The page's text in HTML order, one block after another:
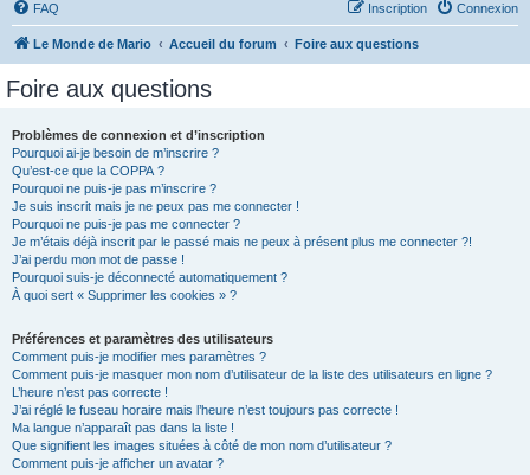
FAQ Connexion
Inscription
Le Monde de Mario Accueil du forum Foire aux questions
Foire aux questions
Problèmes de connexion et d’inscription
Pourquoi ai-je besoin de m’inscrire ?
Qu’est-ce que la COPPA ?
Pourquoi ne puis-je pas m’inscrire ?
Je suis inscrit mais je ne peux pas me connecter !
Pourquoi ne puis-je pas me connecter ?
Je m’étais déjà inscrit par le passé mais ne peux à présent plus me connecter ?!
J’ai perdu mon mot de passe !
Pourquoi suis-je déconnecté automatiquement ?
À quoi sert « Supprimer les cookies » ?
Préférences et paramètres des utilisateurs
Comment puis-je modifier mes paramètres ?
Comment puis-je masquer mon nom d’utilisateur de la liste des utilisateurs en ligne ?
L’heure n’est pas correcte !
J’ai réglé le fuseau horaire mais l’heure n’est toujours pas correcte !
Ma langue n’apparaît pas dans la liste !
Que signifient les images situées à côté de mon nom d’utilisateur ?
Comment puis-je afficher un avatar ?